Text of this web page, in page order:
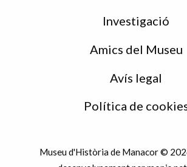
Investigació
Amics del Museu
Avís legal
Política de
Museu d'Història de Manacor ©